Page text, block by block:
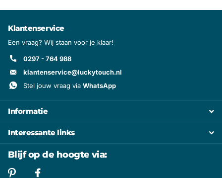
Klantenservice
Een vraag? Wij staan voor je klaar!
0297 - 764 988
klantenservice@luckytouch.nl
Stel jouw vraag via WhatsApp
Informatie
Interessante links
Blijf op de hoogte via: